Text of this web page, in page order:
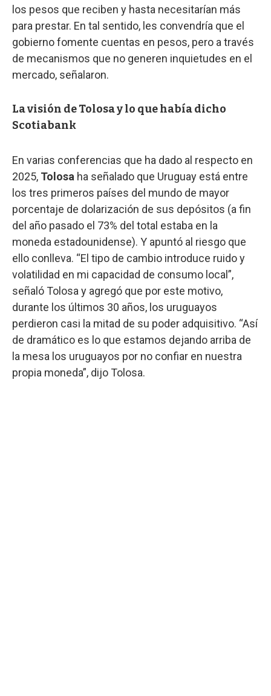
los pesos que reciben y hasta necesitarían más
para prestar. En tal sentido, les convendría que el
gobierno fomente cuentas en pesos, pero a través
de mecanismos que no generen inquietudes en el
mercado, señalaron.
La visión de Tolosa y lo que había dicho
Scotiabank
En varias conferencias que ha dado al respecto en
2025, Tolosa ha señalado que Uruguay está entre
los tres primeros países del mundo de mayor
porcentaje de dolarización de sus depósitos (a fin
del año pasado el 73% del total estaba en la
moneda estadounidense). Y apuntó al riesgo que
ello conlleva. “El tipo de cambio introduce ruido y
volatilidad en mi capacidad de consumo local”,
señaló Tolosa y agregó que por este motivo,
durante los últimos 30 años, los uruguayos
perdieron casi la mitad de su poder adquisitivo. “Así
de dramático es lo que estamos dejando arriba de
la mesa los uruguayos por no confiar en nuestra
propia moneda”, dijo Tolosa.